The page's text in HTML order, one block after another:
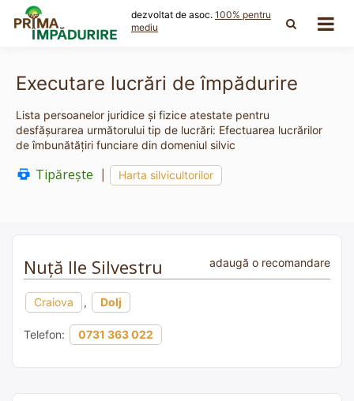
content
dezvoltat de asoc. 100% pentru
mediu
Executare lucrări de împădurire
Lista persoanelor juridice și fizice atestate pentru
desfășurarea următorului tip de lucrări: Efectuarea lucrărilor
de îmbunătăţiri funciare din domeniul silvic
Tipărește Harta silvicultorilor
Nuță Ile Silvestru adaugă o recomandare
Craiova , Dolj
Telefon: 0731 363 022